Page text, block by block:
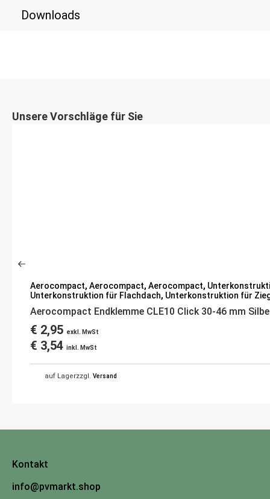
Downloads
Unsere Vorschläge für Sie
Aerocompact, Aerocompact, Aerocompact,
Unterkonstruktion für Flachdach, Unterkonstruktion für
Aerocompact Endklemme CLE10 Click 30-46 mm
€ 2,95 exkl. MwSt
€ 3,54 inkl. MwSt
auf Lagerzzgl. Versand
Kontakt
info@pvmarkt.shop